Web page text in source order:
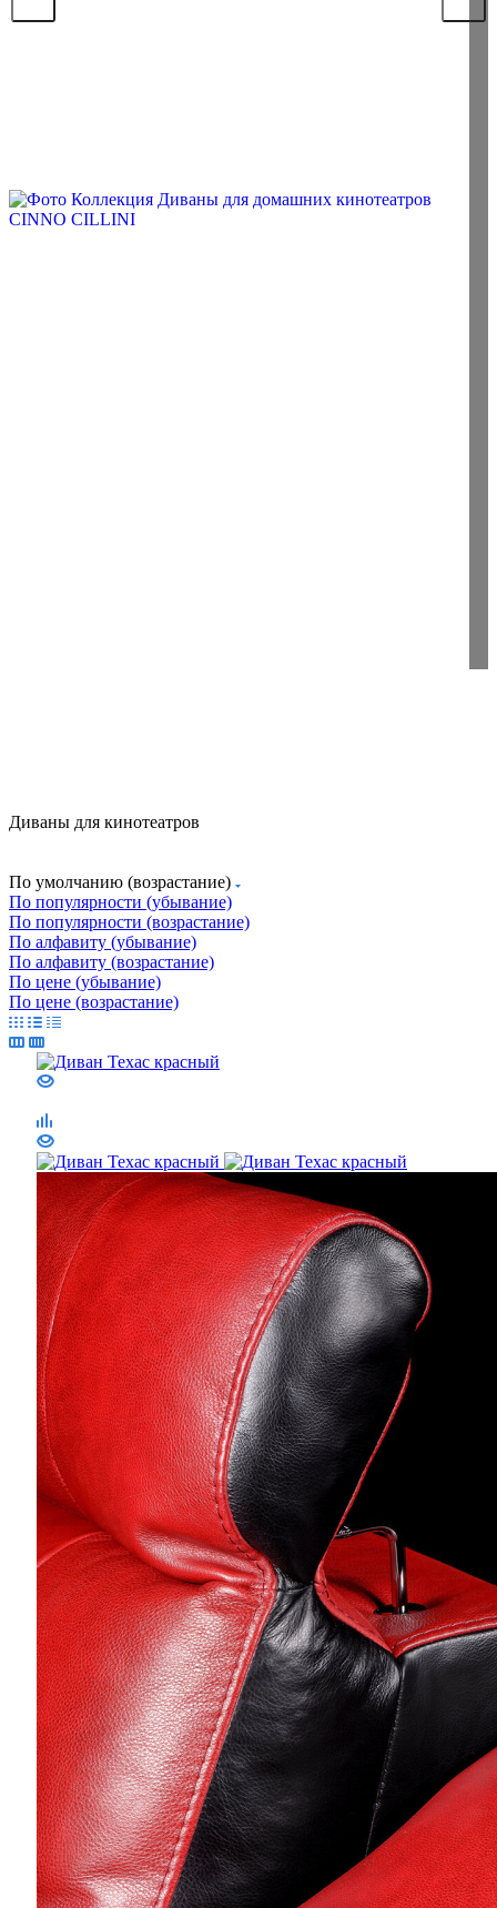
Диваны для кинотеатров
По умолчанию (возрастание)
По популярности (убывание)
По популярности (возрастание)
По алфавиту (убывание)
По алфавиту (возрастание)
По цене (убывание)
По цене (возрастание)